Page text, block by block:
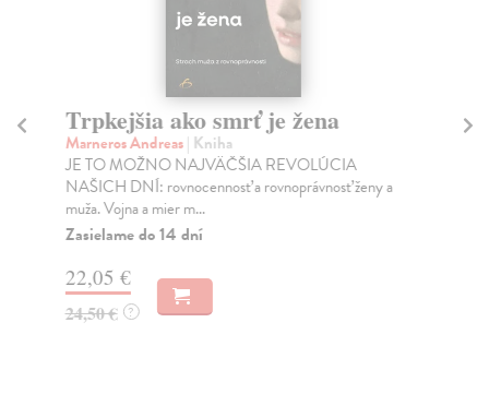
Trpkejšia ako smrť je žena
Marneros Andreas| Kniha
JE TO MOŽNO NAJVÄČŠIA REVOLÚCIA
NAŠICH DNÍ: rovnocennosť a rovnoprávnosť ženy a
muža. Vojna a mier m...
Zasielame do 14 dní
22,05 €
24,50 € ?